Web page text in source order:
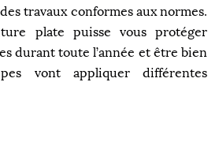
travaux conformes aux normes.
plate puisse vous protéger
durant toute l’année et être bien
vont appliquer différentes